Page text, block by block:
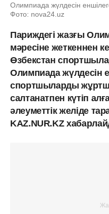
Олимпиада жүлдесін
Фото: nova24.uz
Париждегі жазғы
мәресіне жеткеннен
Өзбекстан
Олимпиада жүлдесін
спортшыларды
салтанатпен күтіп
әлеуметтік желіде
KAZ.NUR.KZ